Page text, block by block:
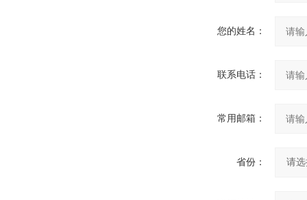
您的姓名：
联系电话：
常用邮箱：
省份：